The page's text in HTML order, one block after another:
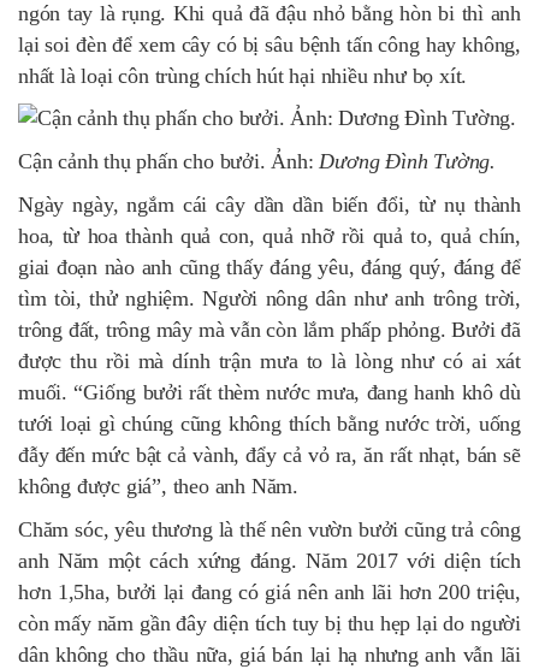
ngón tay là rụng. Khi quả đã đậu nhỏ bằng hòn bi thì anh
lại soi đèn để xem cây có bị sâu bệnh tấn công hay không,
nhất là loại côn trùng chích hút hại nhiều như bọ xít.
Cận cảnh thụ phấn cho bưởi. Ảnh:Dương Đình Tường.
Ngày ngày, ngắm cái cây dần dần biến đổi, từ nụ thành
hoa, từ hoa thành quả con, quả nhỡ rồi quả to, quả chín,
giai đoạn nào anh cũng thấy đáng yêu, đáng quý, đáng để
tìm tòi, thử nghiệm. Người nông dân như anh trông trời,
trông đất, trông mây mà vẫn còn lắm phấp phỏng. Bưởi đã
được thu rồi mà dính trận mưa to là lòng như có ai xát
muối. “Giống bưởi rất thèm nước mưa, đang hanh khô dù
tưới loại gì chúng cũng không thích bằng nước trời, uống
đẫy đến mức bật cả vành, đẩy cả vỏ ra, ăn rất nhạt, bán sẽ
không được giá”, theo anh Năm.
Chăm sóc, yêu thương là thế nên vườn bưởi cũng trả công
anh Năm một cách xứng đáng. Năm 2017 với diện tích
hơn 1,5ha, bưởi lại đang có giá nên anh lãi hơn 200 triệu,
còn mấy năm gần đây diện tích tuy bị thu hẹp lại do người
dân không cho thầu nữa, giá bán lại hạ nhưng anh vẫn lãi